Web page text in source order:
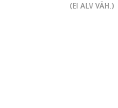
(EI ALV VÄH.)